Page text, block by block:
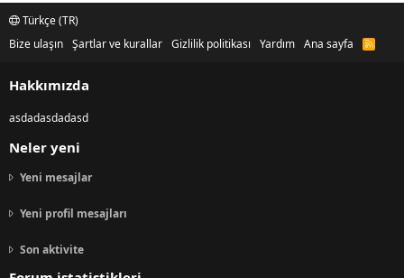
Türkçe (TR)
Bize ulaşın Şartlar ve kurallar Gizlilik politikası Yardım Ana sayfa
R
Hakkımızda
asdadasdadasd
Neler yeni
Yeni mesajlar
Yeni profil mesajları
Son aktivite